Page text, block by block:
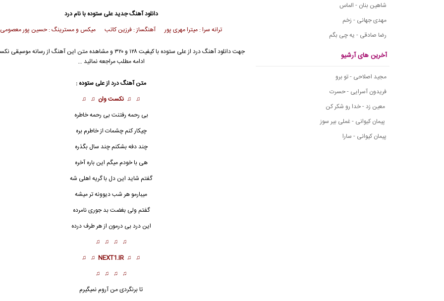
شاهین بنان - الماس
مهدی جهانی - زخم
رضا صادقی - یه چی بگم
آخرین های آرشیو
مجید اصلاحی - تو برو
فریدون آسرایی - حسرت
معین زد - خدا رو شکر کن
پیمان کیوانی - غملی بیر سوز
پیمان کیوانی - سارا
دانلود آهنگ جدیدعلی ستوده با نام درد
ترانه سرا : میترا مهری پور آهنگساز : فرزین کاتب میکس و مسترینگ : حسین پور معصومی
جهت دانلود آهنگ درد از علی ستوده با کیفیت ۱۲۸ و ۳۲۰ و مشاهده متن این آهنگ از رسانه
ادامه مطلب مراجعه نمائید …
متن آهنگ درد از علی ستوده :
♫ ♫ نکست وان ♫ ♫
بی رحمه رفتنت بی رحمه خاطره
چیکار کنم چشمات از خاطرم بره
چند دفه بشکنم چند سال بگذره
هی با خودم میگم این باره آخره
گفتم شاید این دل با گریه اهلی شه
میبارمو هر شب دیوونه تر میشه
گفتم ولی بغضت بد جوری نامرده
ایندردبی درمون از هر طرف درده
♫ ♫ ♫ ♫
♫ ♫
NEXT1.IR
♫ ♫
♫ ♫ ♫ ♫
تا برنگردی من آروم نمیگیرم